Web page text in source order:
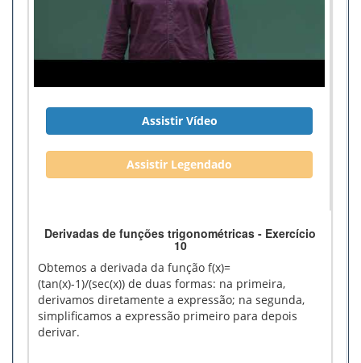
Assistir Vídeo
Assistir Legendado
Derivadas de funções trigonométricas - Exercício
10
Obtemos a derivada da função f(x)=
(tan(x)-1)/(sec(x)) de duas formas: na primeira,
derivamos diretamente a expressão; na segunda,
simplificamos a expressão primeiro para depois
derivar.